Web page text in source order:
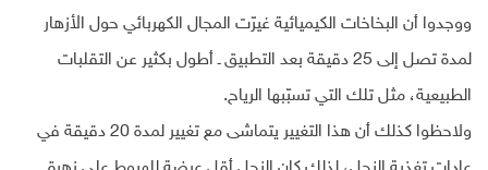
ووجدوا أن البخاخات الكيميائية غيرّت المجال الكهربائي حول الأزهار
لمدة تصل إلى 25 دقيقة بعد التطبيق ـ أطول بكثير عن التقلبات
الطبيعية، مثل تلك التي تسبّبها الرياح.
ولاحظوا كذلك أن هذا التغيير يتماشى مع تغيير لمدة 20 دقيقة في